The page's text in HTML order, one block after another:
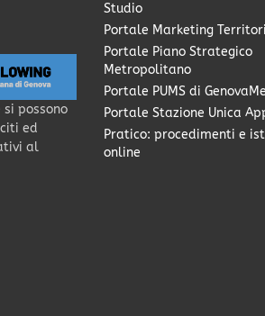
si possono
ed
al
Studio
Portale Marketing
Portale Piano Strategico
Metropolitano
Portale PUMS di
Portale Stazione Unica
Pratico: procedimenti e
online